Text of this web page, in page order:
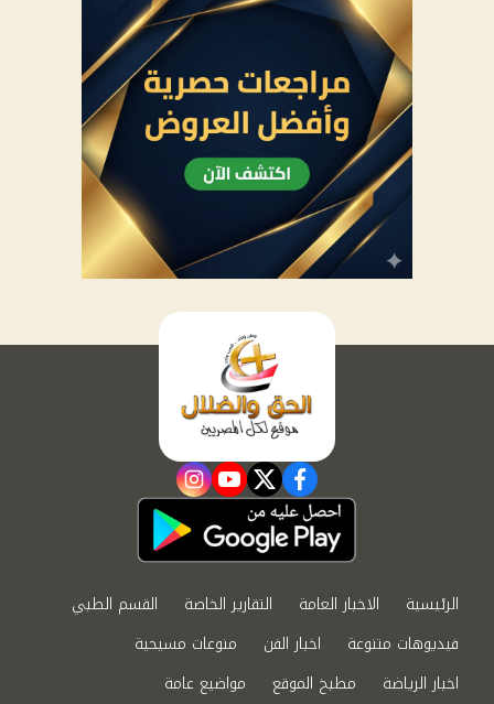
facebook
twitter
youtube
instagram
الرئيسية الاخبار العامة التقارير الخاصة
القسم الطبي
فيديوهات متنوعة
اخبار الفن
منوعات مسيحية
اخبار الرياضة
مطبخ الموقع مواضيع عامة